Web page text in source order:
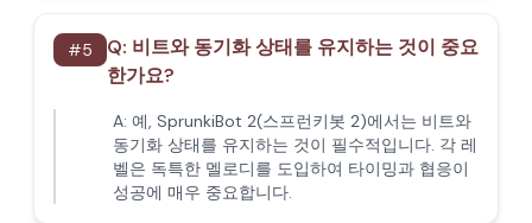
#5 Q: 비트와 동기화 상태를 유지하는 것이 중요
한가요?
A: 예, SprunkiBot 2(스프런키봇 2)에서는 비트와
동기화 상태를 유지하는 것이 필수적입니다. 각 레
벨은 독특한 멜로디를 도입하여 타이밍과 협응이
성공에 매우 중요합니다.